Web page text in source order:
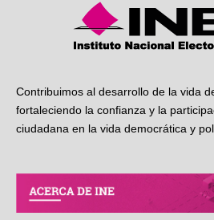
Contribuimos al desarrollo de la vida
fortaleciendo la confianza y la
ciudadana en la vida democrática y